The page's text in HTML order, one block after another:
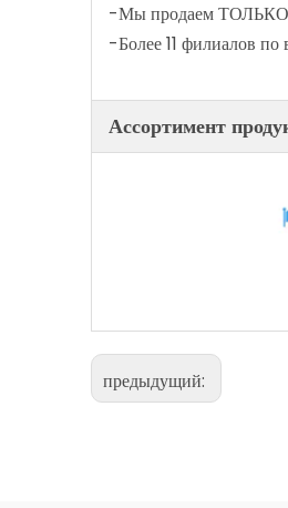
-Мы продаем ТОЛЬКО
-Более 11 филиалов
Ассортимент
предыдущий: